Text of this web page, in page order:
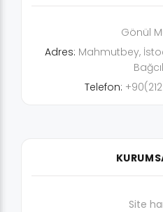
Gönül
Adres: Mahmutbey,
Telefon:
Site